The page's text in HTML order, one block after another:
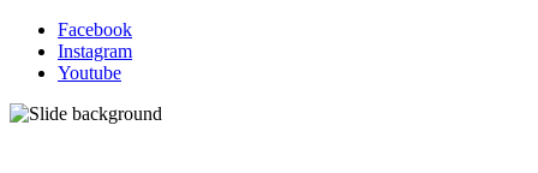
Facebook
Instagram
Youtube